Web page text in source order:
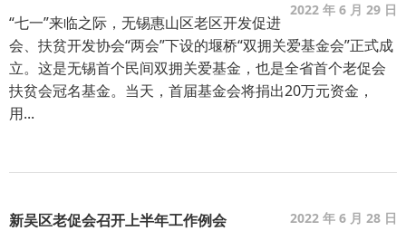
2022 年 6 月 29 日
“七一”来临之际，无锡惠山区老区开发促进
会、扶贫开发协会“两会”下设的堰桥“双拥关爱基金会”正式成
立。这是无锡首个民间双拥关爱基金，也是全省首个老促会
扶贫会冠名基金。当天，首届基金会将捐出20万元资金，
用...
新吴区老促会召开上半年工作例会 2022 年 6 月 28 日